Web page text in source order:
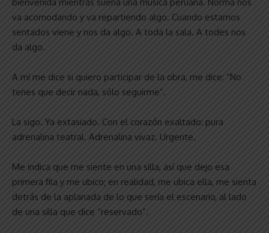
va acomodando y va repartiendo algo. Cuando estamos
sentados viene y nos da algo. A toda la sala. A todes nos
da algo.
A mí me dice si quiero participar de la obra, me dice: “No
tenes que decir nada, sólo seguirme”.
La sigo. Ya extasiado. Con el corazón exaltado: pura
adrenalina teatral. Adrenalina vivaz. Urgente.
Me indica que me siente en una silla, así que dejo esa
primera fila y me ubico; en realidad, me ubica ella, me sienta
detrás de la aplanada de lo que sería el escenario, al lado
de una silla que dice “reservado”.